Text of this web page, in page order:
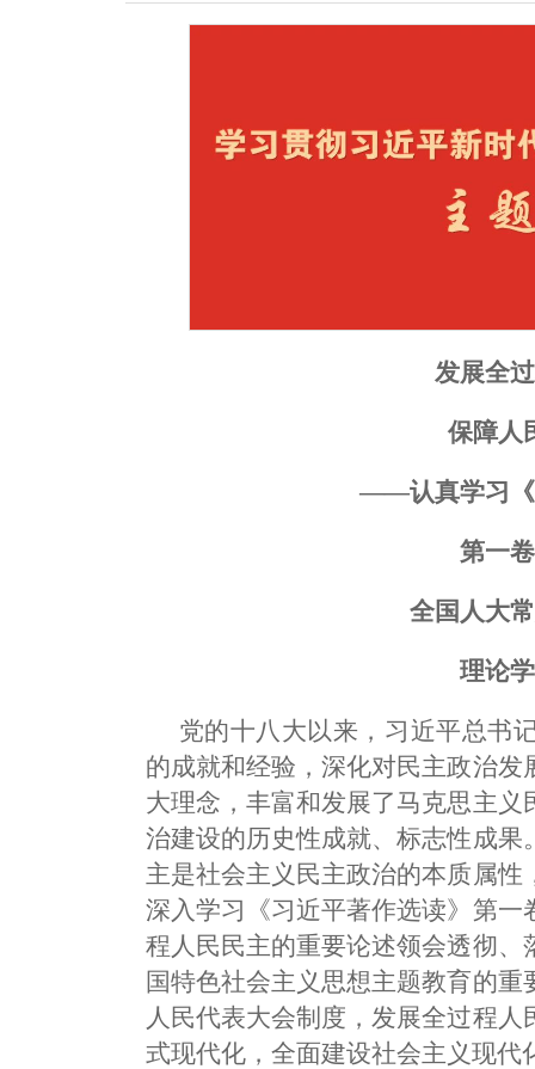
发展全
保障人
——认真学习《
第一
全国 人大
理论
党的十八大以来，习近平总书
的成就和经验，深化对民主政治
大理念，丰富和发展了马克思主
治建设的历史性成就、标志性成
主是社会主义民主政治的本质属
深入学习《习近平著作选读》第
程人民民主的重要论述领会透彻
国特色社会主义思想主题教育的
人民代表大会制度，发展全过程
式现代化，全面建设社会主义现代